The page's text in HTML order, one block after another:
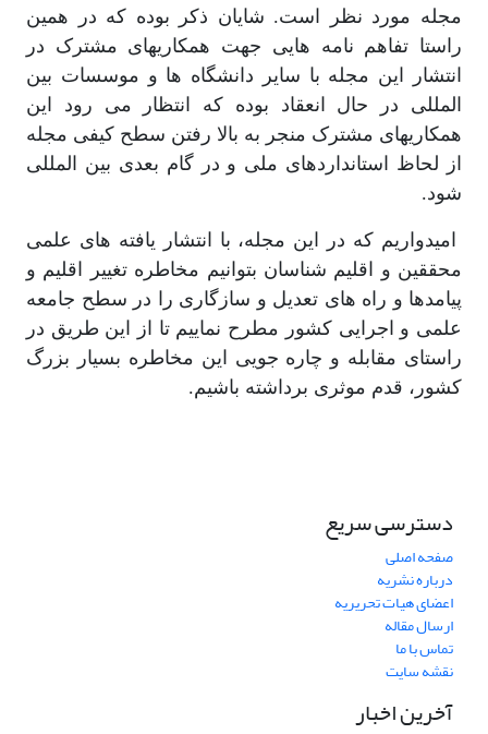
مجله مورد نظر است. شایان ذکر بوده که در همین
راستا تفاهم نامه هایی جهت همکاریهای مشترک در
انتشار این مجله با سایر دانشگاه ها و موسسات بین
المللی در حال انعقاد بوده که انتظار می رود این
همکاریهای مشترک منجر به بالا رفتن سطح کیفی مجله
از لحاظ استانداردهای ملی و در گام بعدی بین المللی
شود.
امیدواریم که در این مجله، با انتشار یافته های علمی
محققین و اقلیم شناسان بتوانیم مخاطره تغییر اقلیم و
پیامدها و راه های تعدیل و سازگاری را در سطح جامعه
علمی و اجرایی کشور مطرح نماییم تا از این طریق در
راستای مقابله و چاره جویی این مخاطره بسیار بزرگ
کشور، قدم موثری برداشته باشیم.
دسترسی سریع
صفحه اصلی
درباره نشریه
اعضای هیات تحریریه
ارسال مقاله
تماس با ما
نقشه سایت
آخرین اخبار